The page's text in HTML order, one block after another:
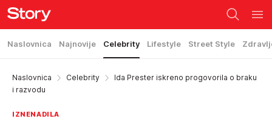
Naslovnica Najnovije Celebrity Lifestyle Street Style
Naslovnica Celebrity
Ida Prester iskreno progovorila o braku
i razvodu
IZNENADILA